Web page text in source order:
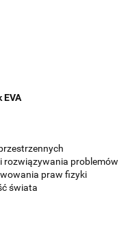
EVA
rozwiązywania problemów
praw fizyki
świata